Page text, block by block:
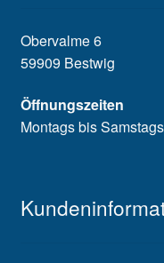
Obervalme 6
59909 Bestwig
Öffnungszeiten
Montags bis